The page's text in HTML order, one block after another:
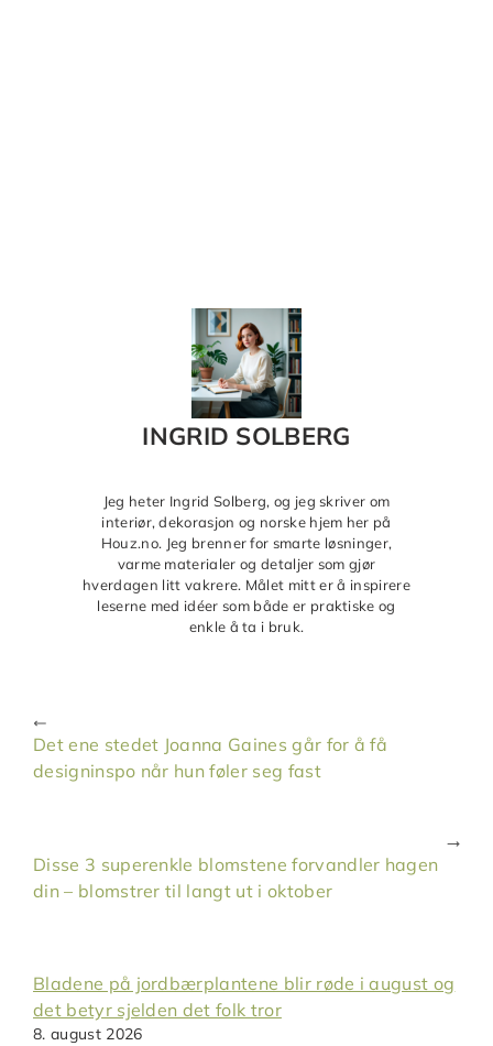
INGRID SOLBERG
Jeg heter Ingrid Solberg, og jeg skriver om
interiør, dekorasjon og norske hjem her på
Houz.no. Jeg brenner for smarte løsninger,
varme materialer og detaljer som gjør
hverdagen litt vakrere. Målet mitt er å inspirere
leserne med idéer som både er praktiske og
enkle å ta i bruk.
Det ene stedet Joanna Gaines går for å få
designinspo når hun føler seg fast
Disse 3 superenkle blomstene forvandler hagen
din – blomstrer til langt ut i oktober
Bladene på jordbærplantene blir røde i august og
det betyr sjelden det folk tror
8. august 2026